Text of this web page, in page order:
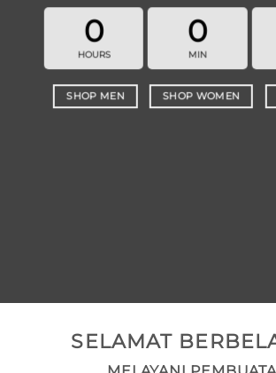
0
HOURS
0
MIN
SHOP MEN SHOP WOMEN
SELAMAT